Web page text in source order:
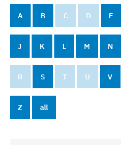
A B C D E
J K L M N
R S T U V
Z all